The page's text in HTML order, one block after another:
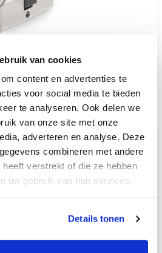
van cookies
content en advertenties te
voor social media te bieden
te analyseren. Ook delen we
van onze site met onze
adverteren en analyse. Deze
combineren met andere
verstrekt of die ze hebben
uw gebruik van hun services.
Details tonen
Abus E60 SKG2 dubbele cilinder
€ 36,75